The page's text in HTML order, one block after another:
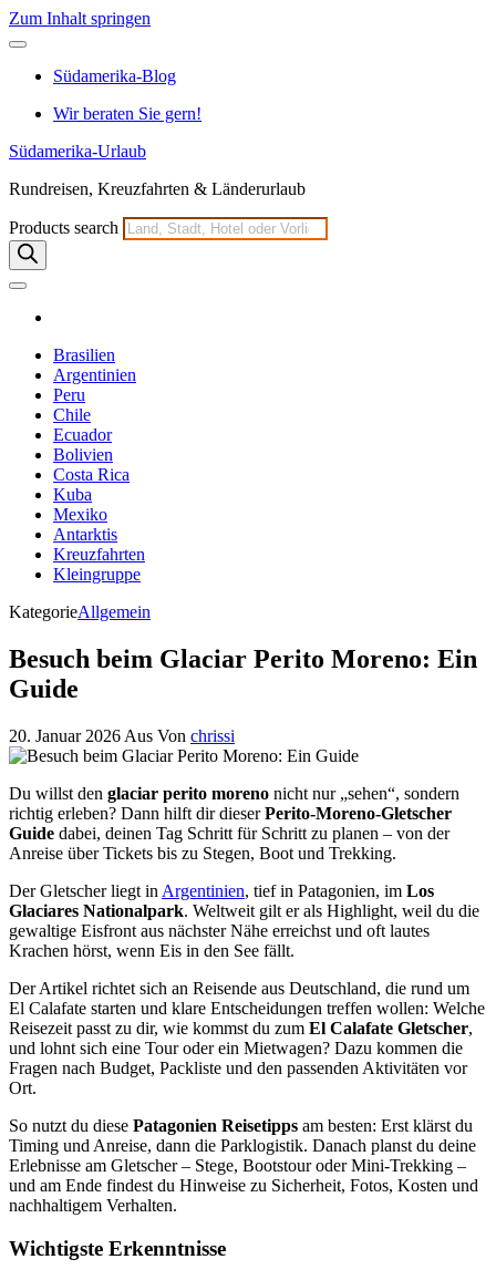
Zum Inhalt springen
Südamerika-Blog
Wir beraten Sie gern!
Südamerika-Urlaub
Rundreisen, Kreuzfahrten & Länderurlaub
Products search
Brasilien
Argentinien
Peru
Chile
Ecuador
Bolivien
Costa Rica
Kuba
Mexiko
Antarktis
Kreuzfahrten
Kleingruppe
KategorieAllgemein
Besuch beim Glaciar Perito Moreno: Ein
Guide
20. Januar 2026 Aus Von chrissi
Du willst den glaciar perito moreno nicht nur „sehen“, sondern
richtig erleben? Dann hilft dir dieserPerito-Moreno-Gletscher
Guide dabei, deinen Tag Schritt für Schritt zu planen – von der
Anreise über Tickets bis zu Stegen, Boot und Trekking.
Der Gletscher liegt in Argentinien, tief in Patagonien, im Los
Glaciares Nationalpark. Weltweit gilt er als Highlight, weil du die
gewaltige Eisfront aus nächster Nähe erreichst und oft lautes
Krachen hörst, wenn Eis in den See fällt.
Der Artikel richtet sich an Reisende aus Deutschland, die rund um
El Calafate starten und klare Entscheidungen treffen wollen: Welche
Reisezeit passt zu dir, wie kommst du zum El Calafate Gletscher,
und lohnt sich eine Tour oder ein Mietwagen? Dazu kommen die
Fragen nach Budget, Packliste und den passenden Aktivitäten vor
Ort.
So nutzt du diese Patagonien Reisetipps am besten: Erst klärst du
Timing und Anreise, dann die Parklogistik. Danach planst du deine
Erlebnisse am Gletscher – Stege, Bootstour oder Mini-Trekking –
und am Ende findest du Hinweise zu Sicherheit, Fotos, Kosten und
nachhaltigem Verhalten.
Wichtigste Erkenntnisse